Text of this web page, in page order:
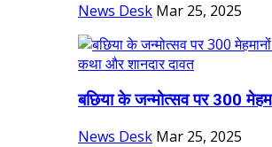
News Desk Mar 25, 2025
बछिया के जन्मोत्सव पर 300
News Desk Mar 25, 2025